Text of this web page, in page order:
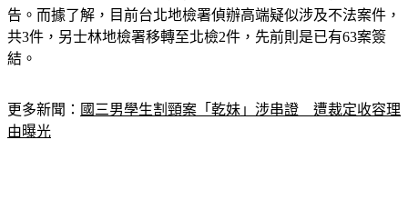
合約及圖利廠商、危害全民健康權益等相關事宜進行專案報
告。而據了解，目前台北地檢署偵辦高端疑似涉及不法案件，
共3件，另士林地檢署移轉至北檢2件，先前則是已有63案簽
更多新聞：